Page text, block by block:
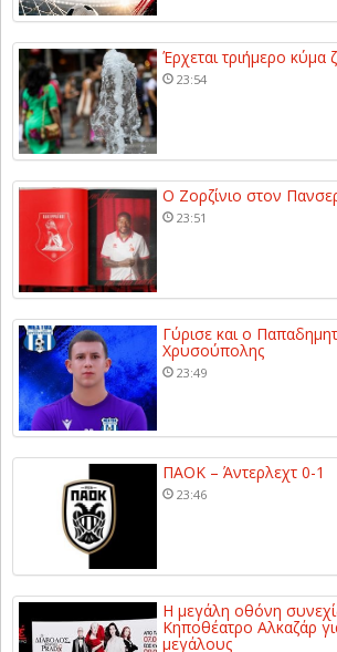
Έρχεται τριήμερο κύμα
23:54
Ο Ζορζίνιο στον
23:51
Γύρισε και ο
Χρυσούπολης
23:49
ΠΑΟΚ – Άντερλεχτ 0-1
23:46
Η μεγάλη οθόνη
Κηποθέατρο Αλκαζάρ
μεγάλους